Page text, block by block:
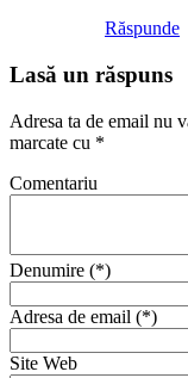
Răspunde
Lasă un răspuns
Adresa ta de email nu
marcate cu *
Comentariu
Denumire (*)
Adresa de email (*)
Site Web